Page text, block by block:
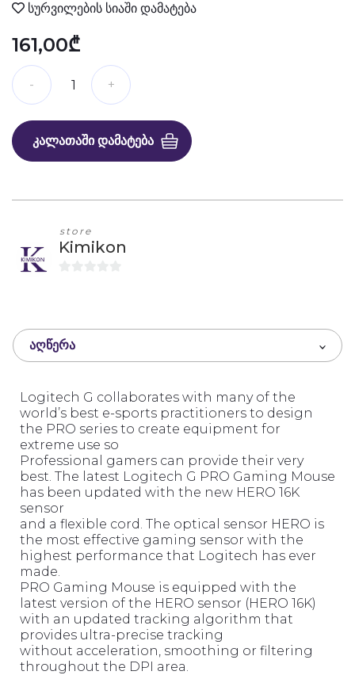
სურვილების სიაში დამატება
161,00₾
ᲙᲐᲚᲐᲗᲐᲨᲘ ᲓᲐᲛᲐᲢᲔᲑᲐ
store
Kimikon
o
ᲐᲦᲬᲔᲠᲐ
Logitech G collaborates with many of the
world’s best e-sports practitioners to design
the PRO series to create equipment for
extreme use so
Professional gamers can provide their very
best. The latest Logitech G PRO Gaming Mouse
has been updated with the new HERO 16K
sensor
and a flexible cord. The optical sensor HERO is
the most effective gaming sensor with the
highest performance that Logitech has ever
made.
PRO Gaming Mouse is equipped with the
latest version of the HERO sensor (HERO 16K)
with an updated tracking algorithm that
provides ultra-precise tracking
without acceleration, smoothing or filtering
throughout the DPI area.